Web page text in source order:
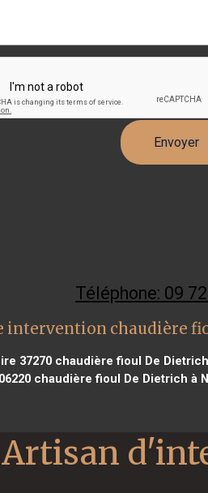
Téléphone: 09
intervention chaudière
37270 chaudière fioul De
chaudière fioul De Dietrich à
Artisan